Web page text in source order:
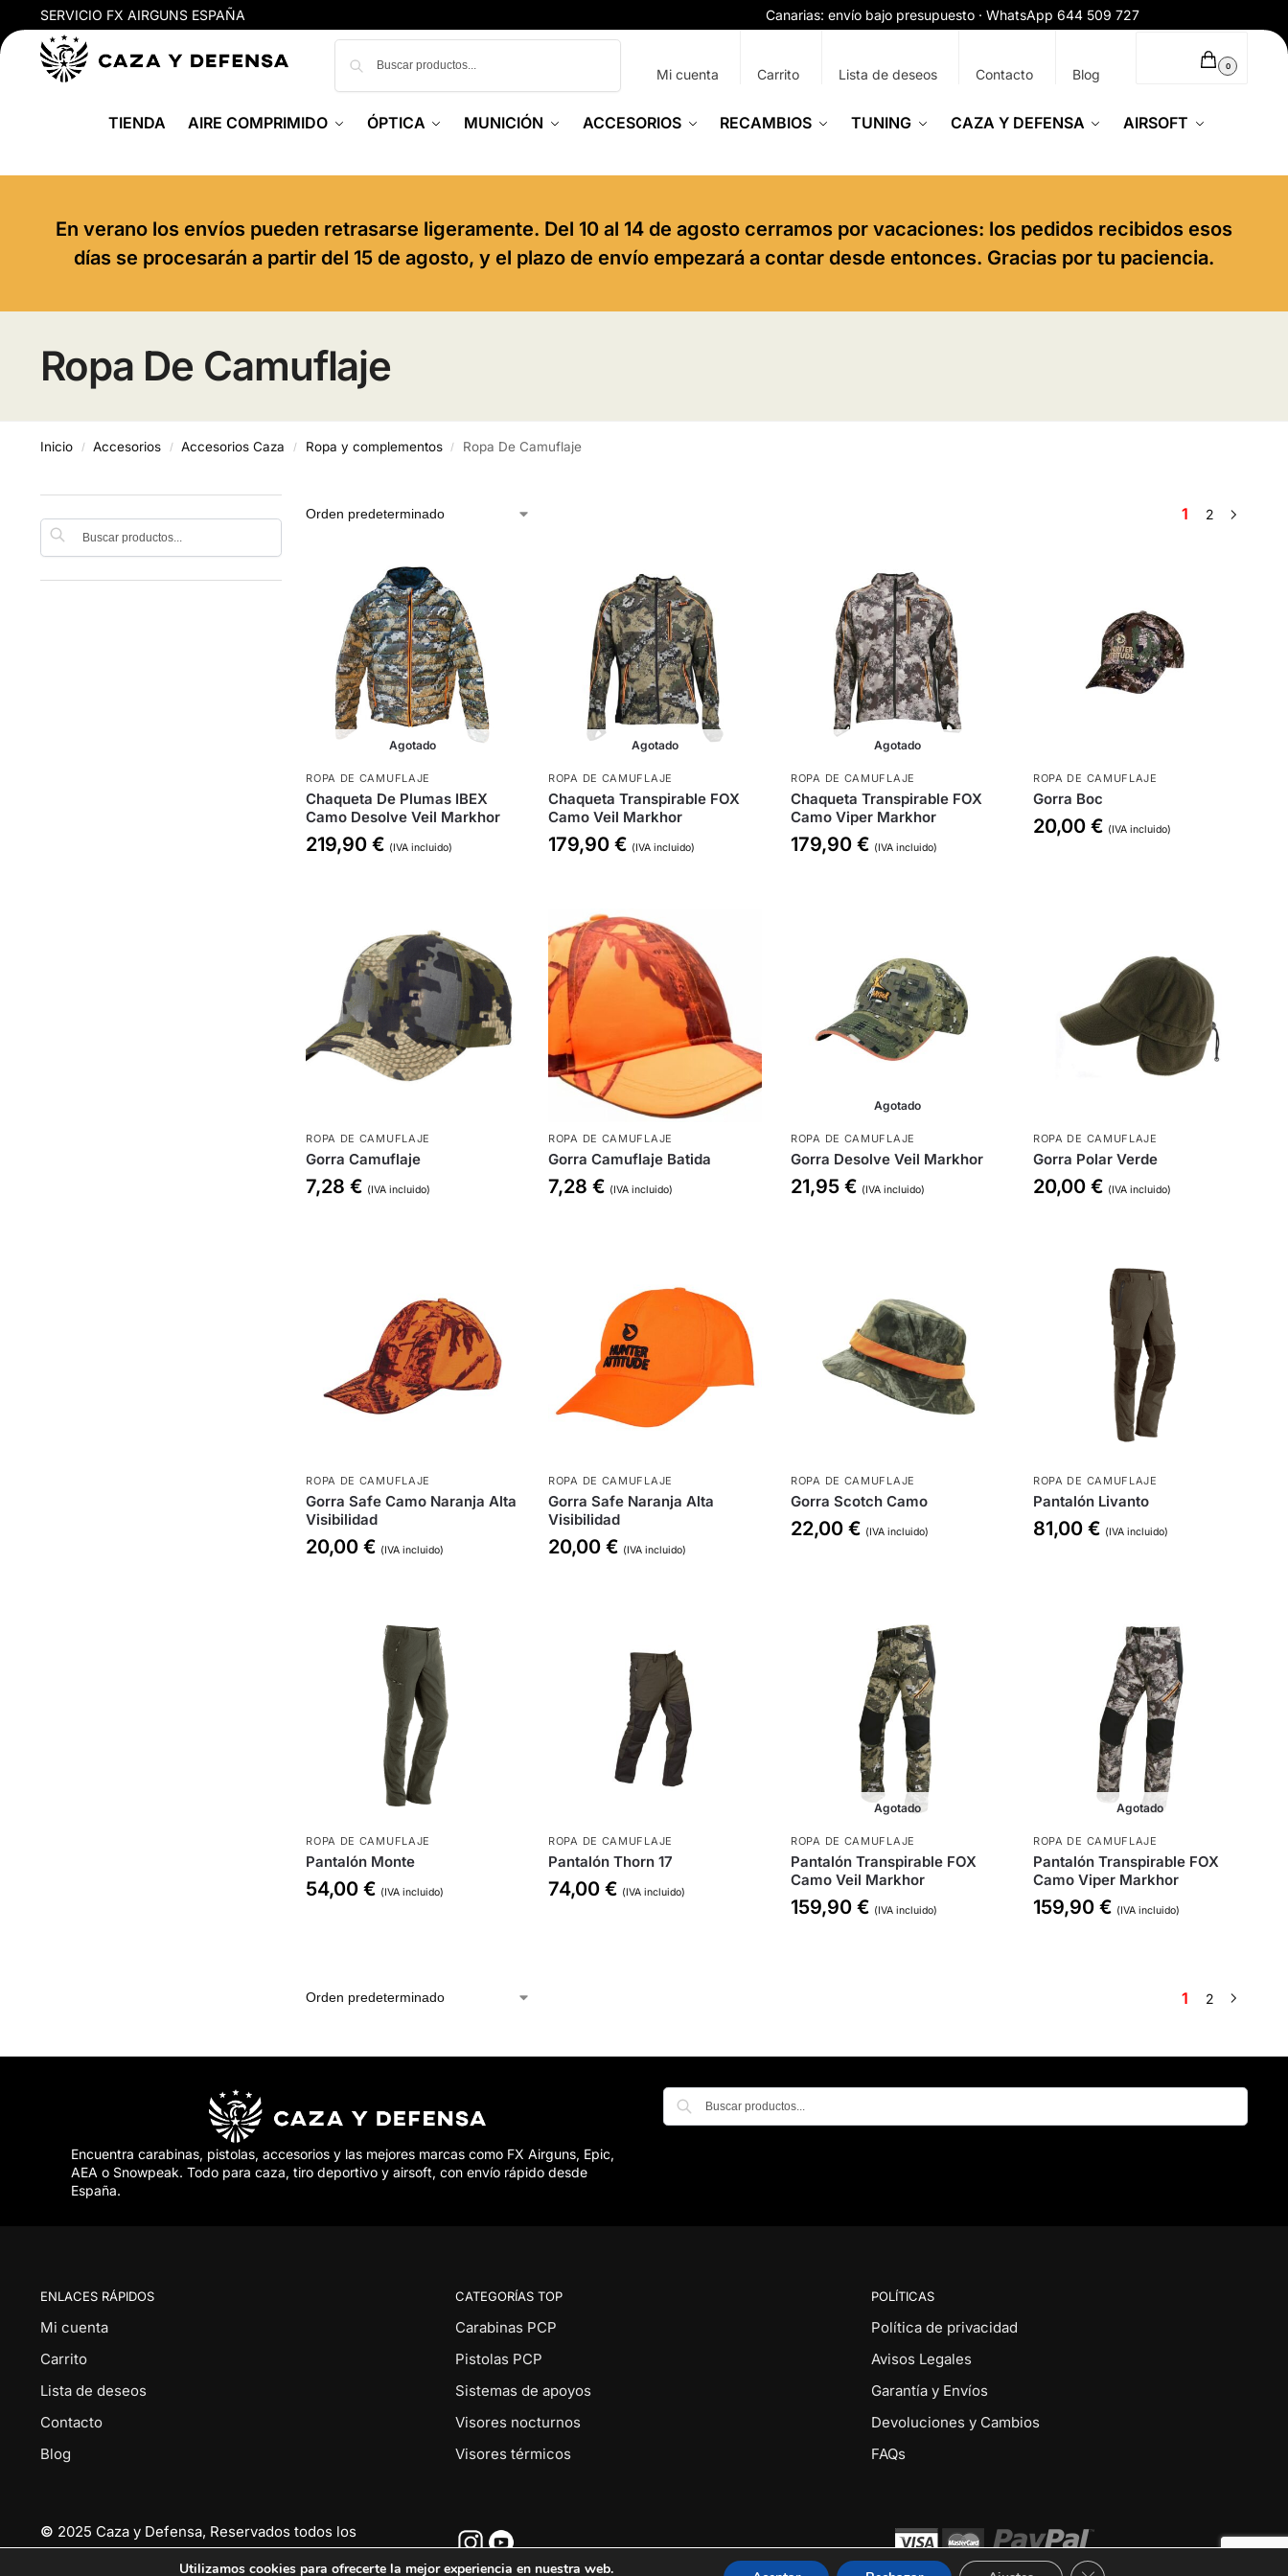
SERVICIO FX AIRGUNS ESPAÑA Canarias: envío bajo presupuesto · WhatsApp 644 509 727
Mi cuenta Carrito Lista de deseos Contacto Blog 0
TIENDA AIRE COMPRIMIDO ÓPTICA MUNICIÓN ACCESORIOS RECAMBIOS TUNING CAZA Y DEFENSA AIRSOFT
En verano los envíos pueden retrasarse ligeramente. Del 10 al 14 de agosto cerramos por vacaciones: los pedidos recibidos esos
días se procesarán a partir del 15 de agosto, y el plazo de envío empezará a contar desde entonces. Gracias por tu paciencia.
Ropa De Camuflaje
Inicio / Accesorios / Accesorios Caza / Ropa y complementos / Ropa De Camuflaje
1 2
Agotado
ROPA DE CAMUFLAJE
Chaqueta De Plumas IBEX
Camo Desolve Veil Markhor
219,90€ (IVA incluido)
Agotado
ROPA DE CAMUFLAJE
Chaqueta Transpirable FOX
Camo Veil Markhor
179,90€ (IVA incluido)
Agotado
ROPA DE CAMUFLAJE
Chaqueta Transpirable FOX
Camo Viper Markhor
179,90€ (IVA incluido)
ROPA DE CAMUFLAJE
Gorra Boc
20,00 € (IVA incluido)
ROPA DE CAMUFLAJE
Gorra Camuflaje
7,28€ (IVA incluido)
ROPA DE CAMUFLAJE
Gorra Camuflaje Batida
7,28€ (IVA incluido)
Agotado
ROPA DE CAMUFLAJE
Gorra Desolve Veil Markhor
21,95€ (IVA incluido)
ROPA DE CAMUFLAJE
Gorra Polar Verde
20,00 € (IVA incluido)
ROPA DE CAMUFLAJE
Gorra Safe Camo Naranja Alta
Visibilidad
20,00€ (IVA incluido)
ROPA DE CAMUFLAJE
Gorra Safe Naranja Alta
Visibilidad
20,00€ (IVA incluido)
ROPA DE CAMUFLAJE
Gorra Scotch Camo
22,00€ (IVA incluido)
ROPA DE CAMUFLAJE
Pantalón Livanto
81,00 € (IVA incluido)
ROPA DE CAMUFLAJE
Pantalón Monte
54,00€ (IVA incluido)
ROPA DE CAMUFLAJE
Pantalón Thorn 17
74,00€ (IVA incluido)
Agotado
ROPA DE CAMUFLAJE
Pantalón Transpirable FOX
Camo Veil Markhor
159,90€ (IVA incluido)
Agotado
ROPA DE CAMUFLAJE
Pantalón Transpirable FOX
Camo Viper Markhor
159,90 € (IVA incluido)
1 2
Encuentra carabinas, pistolas, accesorios y las mejores marcas como FX Airguns, Epic,
AEA o Snowpeak. Todo para caza, tiro deportivo y airsoft, con envío rápido desde
España.
ENLACES RÁPIDOS
Mi cuenta
Carrito
Lista de deseos
Contacto
Blog
CATEGORÍAS TOP
Carabinas PCP
Pistolas PCP
Sistemas de apoyos
Visores nocturnos
Visores térmicos
POLÍTICAS
Política de privacidad
Avisos Legales
Garantía y Envíos
Devoluciones y Cambios
FAQs
© 2025 Caza y Defensa, Reservados todos los
derechos.
Utilizamos cookies para ofrecerte la mejor experiencia en nuestra web.
Cerrar el banner de cookies